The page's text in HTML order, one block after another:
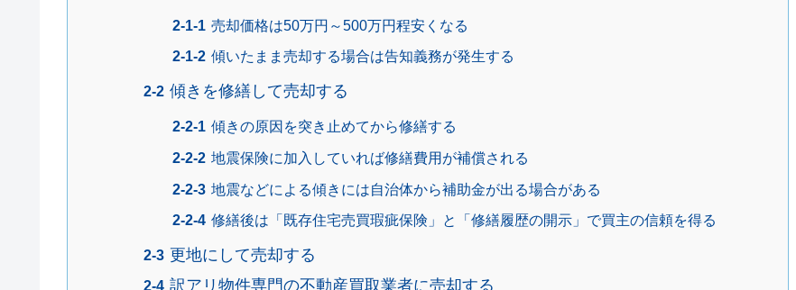
売却価格は50万円～500万円程安くなる
傾いたまま売却する場合は告知義務が発生する
傾きを修繕して売却する
傾きの原因を突き止めてから修繕する
地震保険に加入していれば修繕費用が補償される
地震などによる傾きには自治体から補助金が出る場合がある
修繕後は「既存住宅売買瑕疵保険」と「修繕履歴の開示」で買主の信頼を得る
更地にして売却する
訳アリ物件専門の不動産買取業者に売却する